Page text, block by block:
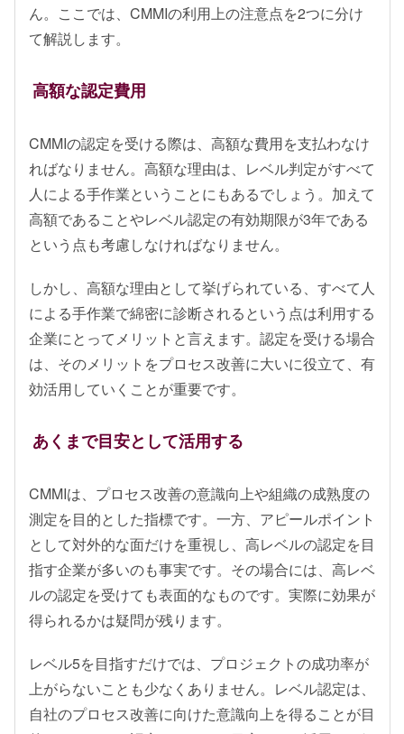
ん。ここでは、CMMIの利用上の注意点を2つに分け
て解説します。
高額な認定費用
CMMIの認定を受ける際は、高額な費用を支払わなけ
ればなりません。高額な理由は、レベル判定がすべて
人による手作業ということにもあるでしょう。加えて
高額であることやレベル認定の有効期限が3年である
という点も考慮しなければなりません。
しかし、高額な理由として挙げられている、すべて人
による手作業で綿密に診断されるという点は利用する
企業にとってメリットと言えます。認定を受ける場合
は、そのメリットをプロセス改善に大いに役立て、有
効活用していくことが重要です。
あくまで目安として活用する
CMMIは、プロセス改善の意識向上や組織の成熟度の
測定を目的とした指標です。一方、アピールポイント
として対外的な面だけを重視し、高レベルの認定を目
指す企業が多いのも事実です。その場合には、高レベ
ルの認定を受けても表面的なものです。実際に効果が
得られるかは疑問が残ります。
レベル5を目指すだけでは、プロジェクトの成功率が
上がらないことも少なくありません。レベル認定は、
自社のプロセス改善に向けた意識向上を得ることが目